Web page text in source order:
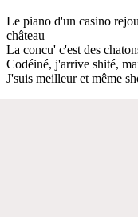
Le piano d'un casino
château
La concu' c'est des
Codéiné, j'arrive shité,
J'suis meilleur et même